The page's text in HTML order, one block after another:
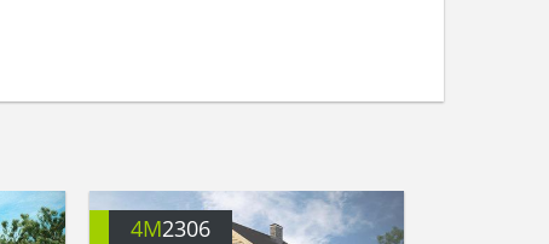
4M2306